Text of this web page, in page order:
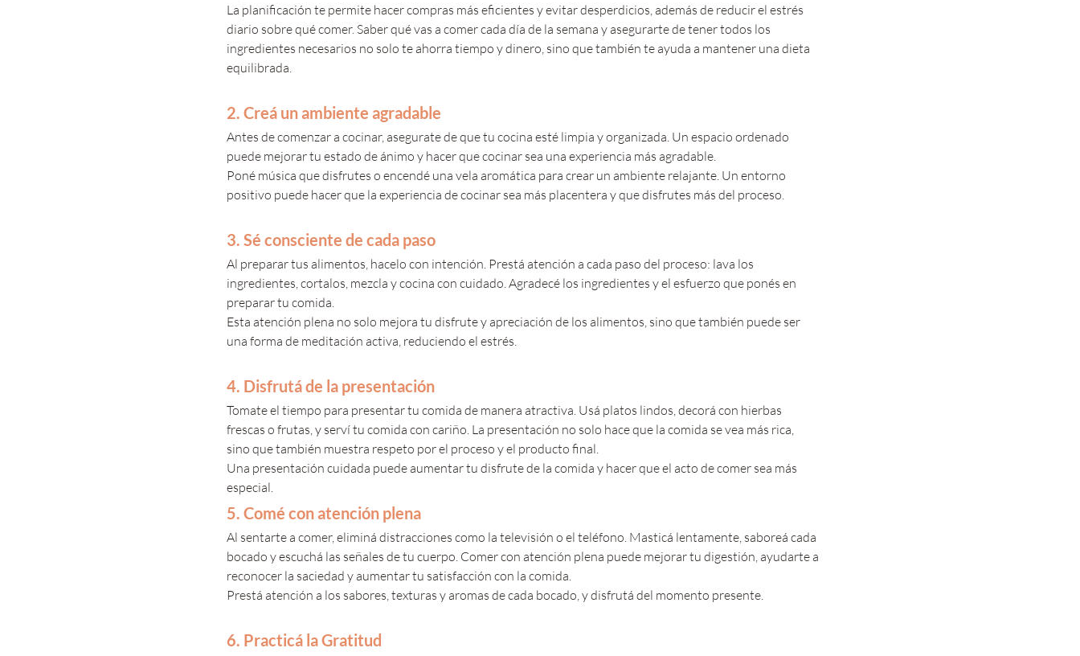
La planificación te permite hacer compras más eficientes y evitar desperdicios, además de reducir el estrés
diario sobre qué comer. Saber qué vas a comer cada día de la semana y asegurarte de tener todos los
ingredientes necesarios no solo te ahorra tiempo y dinero, sino que también te ayuda a mantener una dieta
equilibrada.
2. Creá un ambiente agradable
Antes de comenzar a cocinar, asegurate de que tu cocina esté limpia y organizada. Un espacio ordenado
puede mejorar tu estado de ánimo y hacer que cocinar sea una experiencia más agradable.
Poné música que disfrutes o encendé una vela aromática para crear un ambiente relajante. Un entorno
positivo puede hacer que la experiencia de cocinar sea más placentera y que disfrutes más del proceso.
3. Sé consciente de cada paso
Al preparar tus alimentos, hacelo con intención. Prestá atención a cada paso del proceso: lava los
ingredientes, cortalos, mezcla y cocina con cuidado. Agradecé los ingredientes y el esfuerzo que ponés en
preparar tu comida.
Esta atención plena no solo mejora tu disfrute y apreciación de los alimentos, sino que también puede ser
una forma de meditación activa, reduciendo el estrés.
4. Disfrutá de la presentación
Tomate el tiempo para presentar tu comida de manera atractiva. Usá platos lindos, decorá con hierbas
frescas o frutas, y serví tu comida con cariño. La presentación no solo hace que la comida se vea más rica,
sino que también muestra respeto por el proceso y el producto final.
Una presentación cuidada puede aumentar tu disfrute de la comida y hacer que el acto de comer sea más
especial.
5. Comé con atención plena
Al sentarte a comer, eliminá distracciones como la televisión o el teléfono. Masticá lentamente, saboreá cada
bocado y escuchá las señales de tu cuerpo. Comer con atención plena puede mejorar tu digestión, ayudarte a
reconocer la saciedad y aumentar tu satisfacción con la comida.
Prestá atención a los sabores, texturas y aromas de cada bocado, y disfrutá del momento presente.
6. Practicá la Gratitud